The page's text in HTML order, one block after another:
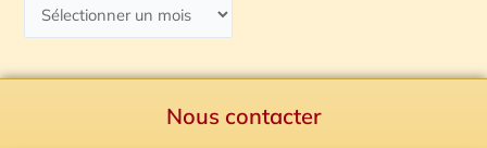
Nous contacter